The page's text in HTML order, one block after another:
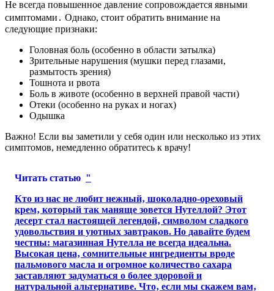
Не всегда повышенное давление сопровождается явными
симптомами․ Однако, стоит обратить внимание на
следующие признаки:
Головная боль (особенно в области затылка)
Зрительные нарушения (мушки перед глазами,
размытость зрения)
Тошнота и рвота
Боль в животе (особенно в верхней правой части)
Отеки (особенно на руках и ногах)
Одышка
Важно! Если вы заметили у себя один или несколько из этих
симптомов, немедленно обратитесь к врачу!
Читать статью "
Кто из нас не любит нежный‚ шоколадно-ореховый
крем‚ который так маняще зовется Нутеллой? Этот
десерт стал настоящей легендой‚ символом сладкого
удовольствия и уютных завтраков. Но давайте будем
честны: магазинная Нутелла не всегда идеальна.
Высокая цена‚ сомнительные ингредиенты вроде
пальмового масла и огромное количество сахара
заставляют задуматься о более здоровой и
натуральной альтернативе. Что‚ если мы скажем вам‚